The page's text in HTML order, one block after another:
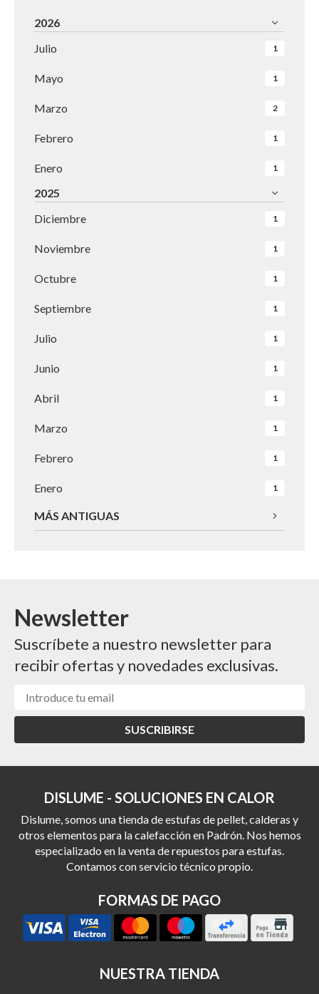
2026
Julio
1
Mayo 1
Marzo 2
Febrero 1
Enero 1
2025
Diciembre
1
Noviembre 1
Octubre 1
Septiembre 1
Julio 1
Junio 1
Abril 1
Marzo 1
Febrero 1
Enero 1
MÁS ANTIGUAS
Newsletter
Suscríbete a nuestro newsletter para
recibir ofertas y novedades exclusivas.
SUSCRIBIRSE
DISLUME - SOLUCIONES EN CALOR
Dislume, somos una tienda de estufas de pellet, calderas y
otros elementos para la calefacción en Padrón. Nos hemos
especializado en la venta de repuestos para estufas.
Contamos con servicio técnico propio.
FORMAS DE PAGO
NUESTRA TIENDA